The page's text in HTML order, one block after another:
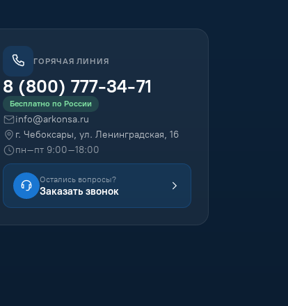
ГОРЯЧАЯ ЛИНИЯ
8 (800) 777-34-71
Бесплатно по России
info@arkonsa.ru
г. Чебоксары, ул. Ленинградская, 16
пн–пт 9:00–18:00
Остались вопросы?
Заказать звонок